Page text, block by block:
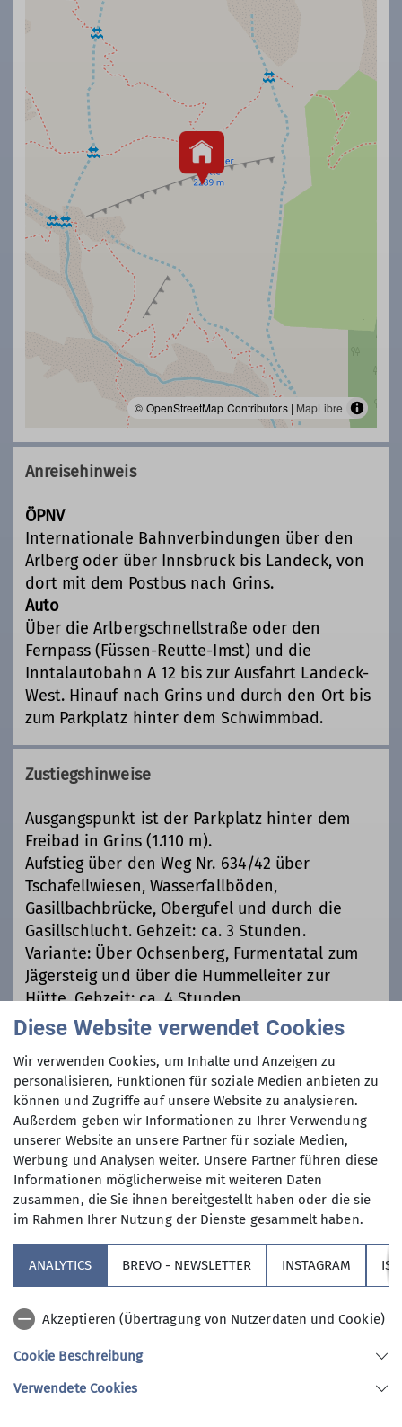
© OpenStreetMap Contributors | MapLibre
Anreisehinweis
ÖPNV
Internationale Bahnverbindungen über den
Arlberg oder über Innsbruck bis Landeck, von
dort mit dem Postbus nach Grins.
Auto
Über die Arlbergschnellstraße oder den
Fernpass (Füssen-Reutte-Imst) und die
Inntalautobahn A 12 bis zur Ausfahrt Landeck-
West. Hinauf nach Grins und durch den Ort bis
zum Parkplatz hinter dem Schwimmbad.
Zustiegshinweise
Ausgangspunkt ist der Parkplatz hinter dem
Freibad in Grins (1.110 m).
Aufstieg über den Weg Nr. 634/42 über
Tschafellwiesen, Wasserfallböden,
Gasillbachbrücke, Obergufel und durch die
Gasillschlucht. Gehzeit: ca. 3 Stunden.
Variante: Über Ochsenberg, Furmentatal zum
Jägersteig und über die Hummelleiter zur
Hütte. Gehzeit: ca. 4 Stunden.
Verantwortliche Person(en)
Hüttenwirt*in: Christine Denk
Sektion
Service
Sektion Augsburg des Deutschen Alpenvereins e.V.
Diese Website verwendet Cookies
Wir verwenden Cookies, um Inhalte und Anzeigen zu
personalisieren, Funktionen für soziale Medien anbieten zu
können und Zugriffe auf unsere Website zu analysieren.
Außerdem geben wir Informationen zu Ihrer Verwendung
unserer Website an unsere Partner für soziale Medien,
Werbung und Analysen weiter. Unsere Partner führen diese
Informationen möglicherweise mit weiteren Daten
zusammen, die Sie ihnen bereitgestellt haben oder die sie
im Rahmen Ihrer Nutzung der Dienste gesammelt haben.
ANALYTICS BREVO - NEWSLETTER INSTAGRAM
Akzeptieren (Übertragung von Nutzerdaten und Cookie)
Cookie Beschreibung
Verwendete Cookies